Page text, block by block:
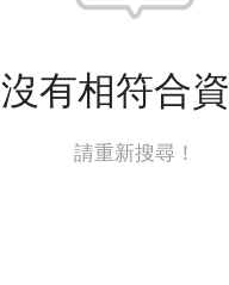
沒有相符合
請重新搜尋！